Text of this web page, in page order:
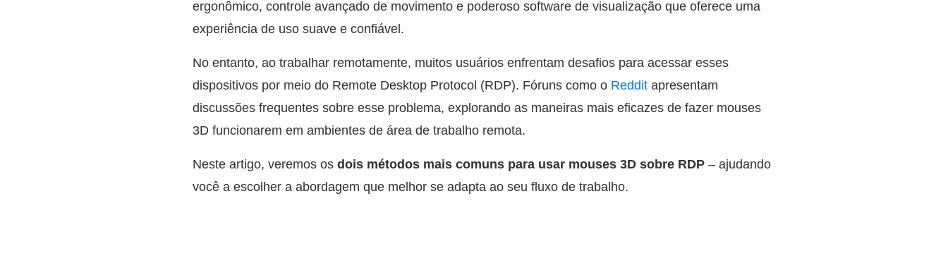
ergonômico, controle avançado de movimento e poderoso software de visualização que oferece uma
experiência de uso suave e confiável.
No entanto, ao trabalhar remotamente, muitos usuários enfrentam desafios para acessar esses
dispositivos por meio do Remote Desktop Protocol (RDP). Fóruns como o Reddit apresentam
discussões frequentes sobre esse problema, explorando as maneiras mais eficazes de fazer mouses
3D funcionarem em ambientes de área de trabalho remota.
Neste artigo, veremos os dois métodos mais comuns para usar mouses 3D sobre RDP – ajudando
você a escolher a abordagem que melhor se adapta ao seu fluxo de trabalho.